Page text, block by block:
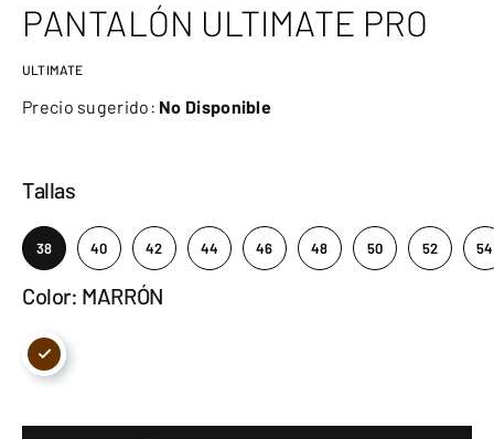
PANTALÓN ULTIMATE PRO
ULTIMATE
Precio sugerido: No Disponible
Tallas
38 40 42 44 46 48 50 52 54
Color: MARRÓN